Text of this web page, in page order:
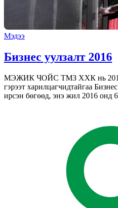
Мэдээ
Бизнес уулзалт 2016
МЭЖИК ЧОЙС ТМЗ ХХК нь 2013
гэрээт харилцагчидтайгаа
ирсэн бөгөөд, энэ жил 2016 онд